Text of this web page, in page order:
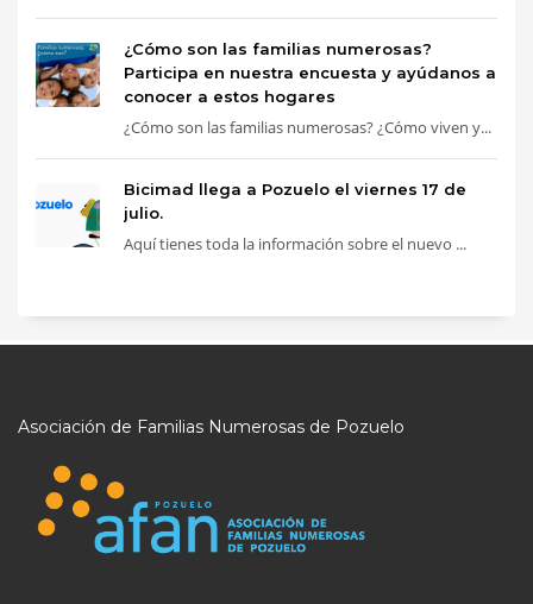
¿Cómo son las familias numerosas?
Participa en nuestra encuesta y ayúdanos a
conocer a estos hogares
¿Cómo son las familias numerosas? ¿Cómo viven y...
Bicimad llega a Pozuelo el viernes 17 de
julio.
Aquí tienes toda la información sobre el nuevo ...
Asociación de Familias Numerosas de Pozuelo